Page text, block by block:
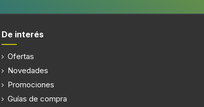
De interés
Ofertas
Novedades
Promociones
Guías de compra